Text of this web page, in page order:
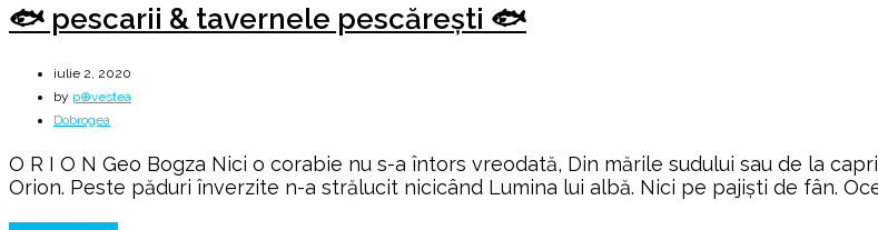
🐟 pescarii & tavernele pescărești 🐟
iulie 2, 2020
by p⊕vestea
Dobrogea
O R I O N Geo Bogza Nici o corabie nu s-a întors vreodată, Din mările sudului sau de la
Orion. Peste păduri înverzite n-a strălucit nicicând Lumina lui albă. Nici pe pajişti de fân.